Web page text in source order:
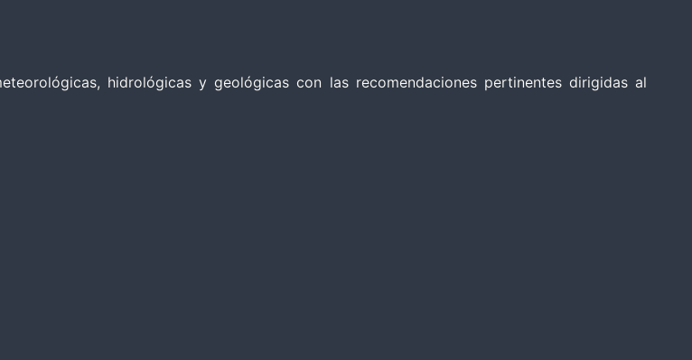
hidrológicas y geológicas con las recomendaciones pertinentes dirigidas al